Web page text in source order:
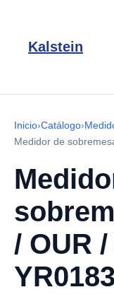
Kalstein
Inicio›Catálogo›
Medidor de
/ OUR